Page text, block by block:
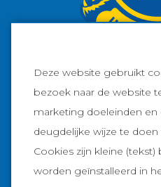
Facebook
Instagram
Deze website gebruikt
bezoek naar de website
marketing doeleinden
deugdelijke wijze te
Cookies zijn kleine (tekst)
worden geïnstalleerd in